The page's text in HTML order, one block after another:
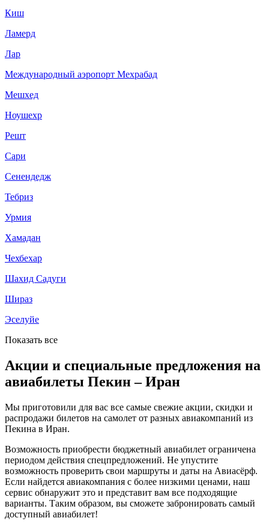
Киш
Ламерд
Лар
Международный аэропорт Мехрабад
Мешхед
Ноушехр
Решт
Сари
Сенендедж
Тебриз
Урмия
Хамадан
Чехбехар
Шахид Садуги
Шираз
Эселуйе
Показать все
Акции и специальные предложения на
авиабилеты Пекин – Иран
Мы приготовили для вас все самые свежие акции, скидки и
распродажи билетов на самолет от разных авиакомпаний из
Пекина в Иран.
Возможность приобрести бюджетный авиабилет ограничена
периодом действия спецпредложений. Не упустите
возможность проверить свои маршруты и даты на Авиасёрф.
Если найдется авиакомпания с более низкими ценами, наш
сервис обнаружит это и представит вам все подходящие
варианты. Таким образом, вы сможете забронировать самый
доступный авиабилет!